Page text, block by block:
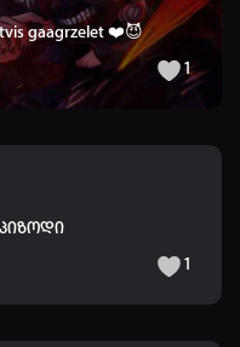
gaagrzelet ❤️😈
1
1